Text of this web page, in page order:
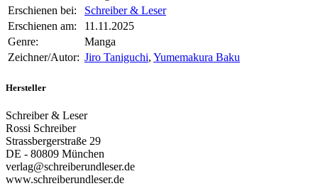
Erschienen bei:
Schreiber & Leser
Erschienen am:
11.11.2025
Genre:
Manga
Zeichner/Autor: Jiro Taniguchi, Yumemakura Baku
Hersteller
Schreiber & Leser
Rossi Schreiber
Strassbergerstraße 29
DE - 80809 München
verlag@schreiberundleser.de
www.schreiberundleser.de